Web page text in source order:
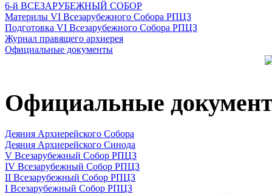
6-й ВСЕЗАРУБЕЖНЫЙ СОБОР
Материлы VI Всезарубежного Собора РПЦЗ
Подготовка VI Всезарубежного Собора РПЦЗ
Журнал правящего архиерея
Официальные документы
Официальные
Деяния Архиерейского Собора
Деяния Архиерейского Синода
V Всезарубежный Собор РПЦЗ
IV Всезарубежный Собор РПЦЗ
II Всезарубежный Собор РПЦЗ
I Всезарубежный Собор РПЦЗ